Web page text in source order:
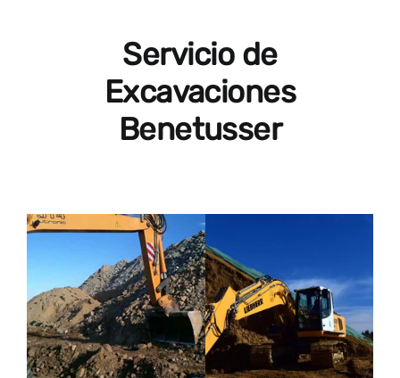
Servicio de
Excavaciones
Benetusser